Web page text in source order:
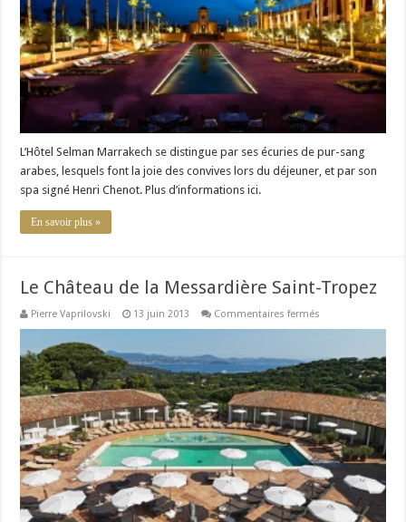
L’Hôtel Selman Marrakech se distingue par ses écuries de pur-sang
arabes, lesquels font la joie des convives lors du déjeuner, et par son
spa signé Henri Chenot. Plus d’informations ici.
En savoir plus »
Le Château de la Messardière Saint-Tropez
Pierre Vaprilovski 13 juin 2013 Commentaires fermés
la
Messardière
Saint-
Tropez